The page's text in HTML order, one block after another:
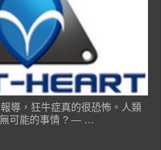
導，狂牛症真的很恐怖。人類
可能的事情 ? — …